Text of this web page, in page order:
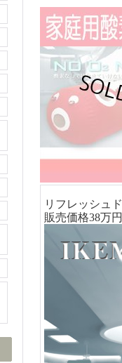
リフレッシュ
販売価格38万